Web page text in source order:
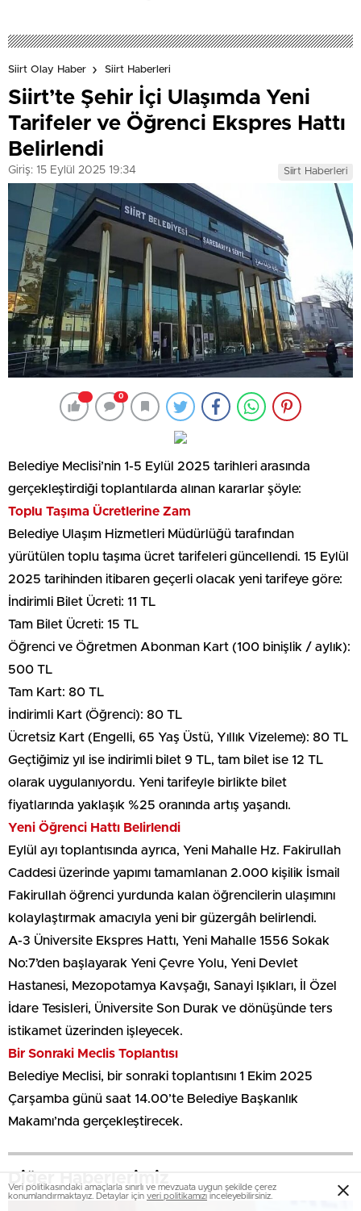
Siirt Olay Haber Siirt Haberleri
Siirt’te Şehir İçi Ulaşımda Yeni
Tarifeler ve Öğrenci Ekspres Hattı
Belirlendi
Giriş: 15 Eylül 2025 19:34 Siirt Haberleri
0
Belediye Meclisi’nin 1-5 Eylül 2025 tarihleri arasında
gerçekleştirdiği toplantılarda alınan kararlar şöyle:
Toplu Taşıma Ücretlerine Zam
Belediye Ulaşım Hizmetleri Müdürlüğü tarafından
yürütülen toplu taşıma ücret tarifeleri güncellendi. 15 Eylül
2025 tarihinden itibaren geçerli olacak yeni tarifeye göre:
İndirimli Bilet Ücreti: 11 TL
Tam Bilet Ücreti: 15 TL
Öğrenci ve Öğretmen Abonman Kart (100 binişlik / aylık):
500 TL
Tam Kart: 80 TL
İndirimli Kart (Öğrenci): 80 TL
Ücretsiz Kart (Engelli, 65 Yaş Üstü, Yıllık Vizeleme): 80 TL
Geçtiğimiz yıl ise indirimli bilet 9 TL, tam bilet ise 12 TL
olarak uygulanıyordu. Yeni tarifeyle birlikte bilet
fiyatlarında yaklaşık %25 oranında artış yaşandı.
Yeni Öğrenci Hattı Belirlendi
Eylül ayı toplantısında ayrıca, Yeni Mahalle Hz. Fakirullah
Caddesi üzerinde yapımı tamamlanan 2.000 kişilik İsmail
Fakirullah öğrenci yurdunda kalan öğrencilerin ulaşımını
kolaylaştırmak amacıyla yeni bir güzergâh belirlendi.
A-3 Üniversite Ekspres Hattı, Yeni Mahalle 1556 Sokak
No:7’den başlayarak Yeni Çevre Yolu, Yeni Devlet
Hastanesi, Mezopotamya Kavşağı, Sanayi Işıkları, İl Özel
İdare Tesisleri, Üniversite Son Durak ve dönüşünde ters
istikamet üzerinden işleyecek.
Bir Sonraki Meclis Toplantısı
Belediye Meclisi, bir sonraki toplantısını 1 Ekim 2025
Çarşamba günü saat 14.00’te Belediye Başkanlık
Makamı’nda gerçekleştirecek.
Veri politikasındaki amaçlarla sınırlı ve mevzuata uygun şekilde çerez
konumlandırmaktayız. Detaylar için veri politikamızı inceleyebilirsiniz.